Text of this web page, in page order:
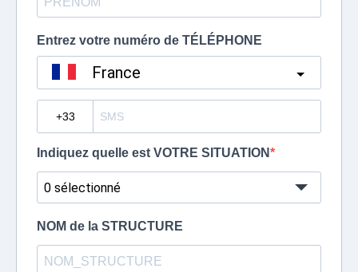
Entrez votre numéro de TÉLÉPHONE
France
Indiquez quelle est VOTRE SITUATION
0 sélectionné
NOM de la STRUCTURE